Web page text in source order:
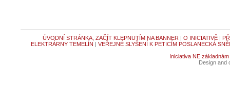
ÚVODNÍ STRÁNKA, ZAČÍT KLEPNUTÍM NA BANNER | O INICIATIVĚ|
ELEKTRÁRNY TEMELÍN | VEŘEJNÉ SLYŠENÍ K PETICÍM POSLANECKÁ
Iniciativa NE základnám
Design and